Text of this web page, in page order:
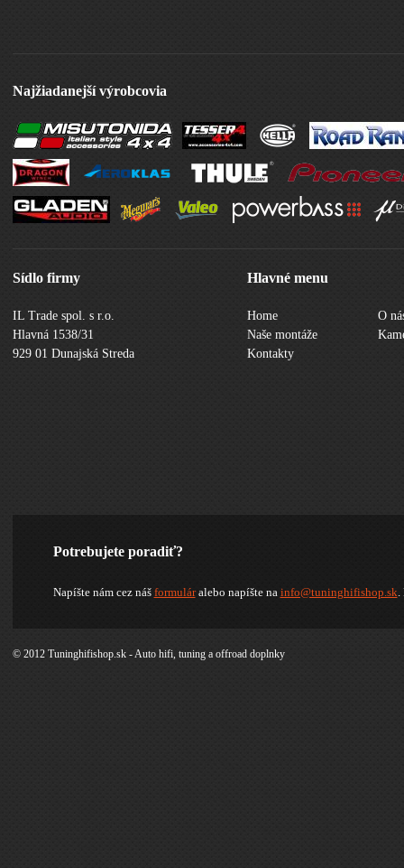
Najžiadanejší výrobcovia
Sídlo firmy
IL Trade spol. s r.o.
Hlavná 1538/31
929 01 Dunajská Streda
Hlavné menu
Home
O
Naše montáže
Kontakty
Potrebujete poradiť?
Napíšte nám cez náš formuláralebo napíšte na info@tuninghifishop.sk.
© 2012 Tuninghifishop.sk - Auto hifi, tuning a offroad doplnky